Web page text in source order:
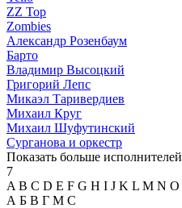
ZZ Top
Zombies
Александр Розенбаум
Барто
Владимир Высоцкий
Григорий Лепс
Микаэл Таривердиев
Михаил Круг
Михаил Шуфутинский
Сурганова и оркестр
Показать больше исполнителей
7
A B C D E F G H I J K L M N O
А Б В Г М С